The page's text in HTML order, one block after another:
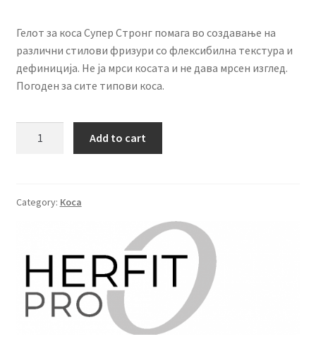
Гелот за коса Супер Стронг помага во создавање на
различни стилови фризури со флексибилна текстура и
дефиниција. Не ја мрси косата и не дава мрсен изглед.
Погоден за сите типови коса.
коса
500мл
quantity
Add to cart
Category: Коса